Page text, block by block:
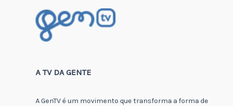
A TV DA GENTE
A GenTV é um movimento que transforma a forma de